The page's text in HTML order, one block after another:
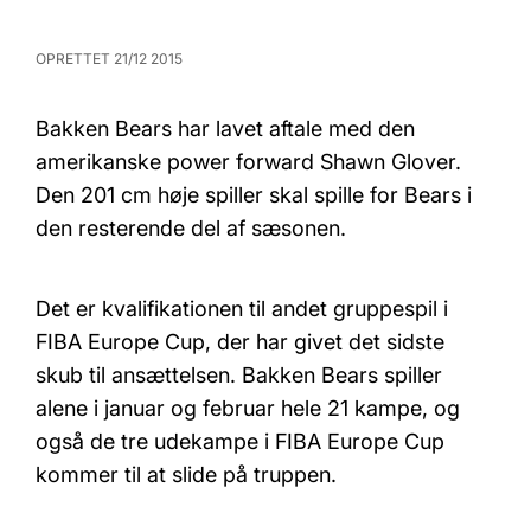
OPRETTET 21/12 2015
Bakken Bears har lavet aftale med den
amerikanske power forward Shawn Glover.
Den 201 cm høje spiller skal spille for Bears i
den resterende del af sæsonen.
Det er kvalifikationen til andet gruppespil i
FIBA Europe Cup, der har givet det sidste
skub til ansættelsen. Bakken Bears spiller
alene i januar og februar hele 21 kampe, og
også de tre udekampe i FIBA Europe Cup
kommer til at slide på truppen.